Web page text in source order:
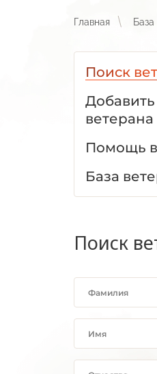
Главная
Поиск
Добавить
ветерана
Помощь
База
Поиск